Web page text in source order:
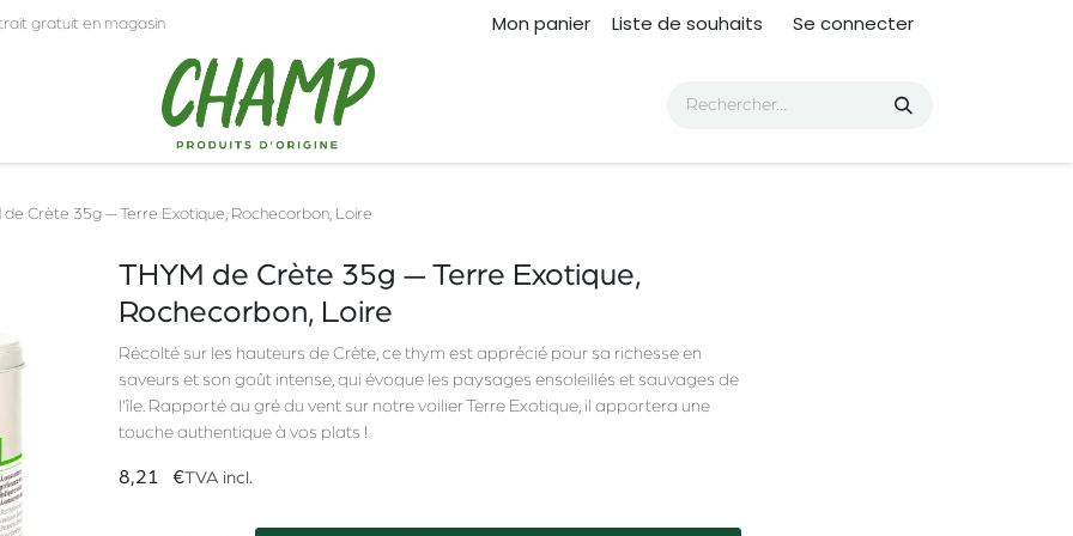
gratuit en magasin Mon panier Liste de souhaits Se connecter
de Crète 35g — Terre Exotique, Rochecorbon, Loire
THYM de Crète 35g — Terre Exotique,
Rochecorbon, Loire
Récolté sur les hauteurs de Crète, ce thym est apprécié pour sa richesse en
saveurs et son goût intense, qui évoque les paysages ensoleillés et sauvages de
l'île. Rapporté au gré du vent sur notre voilier Terre Exotique, il apportera une
touche authentique à vos plats !
8,21 €TVA incl.